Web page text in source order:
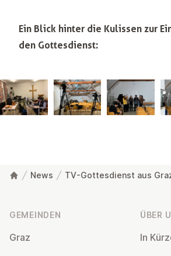
Ein Blick hinter die Kulissen zur
den Gottesdienst:
News TV-Gottesdienst aus
GEMEINDEN
Graz
ÜBER
In